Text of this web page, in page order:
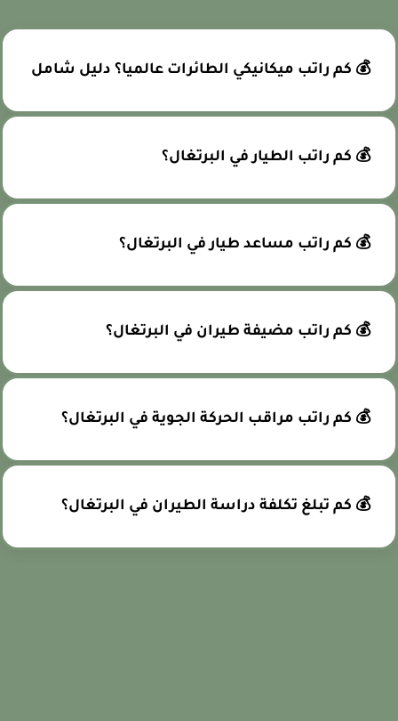
💰 كم راتب ميكانيكي الطائرات عالميا؟ دليل شامل
💰 كم راتب الطيار في البرتغال؟
💰 كم راتب مساعد طيار في البرتغال؟
💰 كم راتب مضيفة طيران في البرتغال؟
💰 كم راتب مراقب الحركة الجوية في البرتغال؟
💰 كم تبلغ تكلفة دراسة الطيران في البرتغال؟